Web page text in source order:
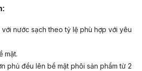
với nước sạch theo tỷ lệ phù hợp với yêu
mặt.
phủ đều lên bề mặt phôi sản phẩm từ 2